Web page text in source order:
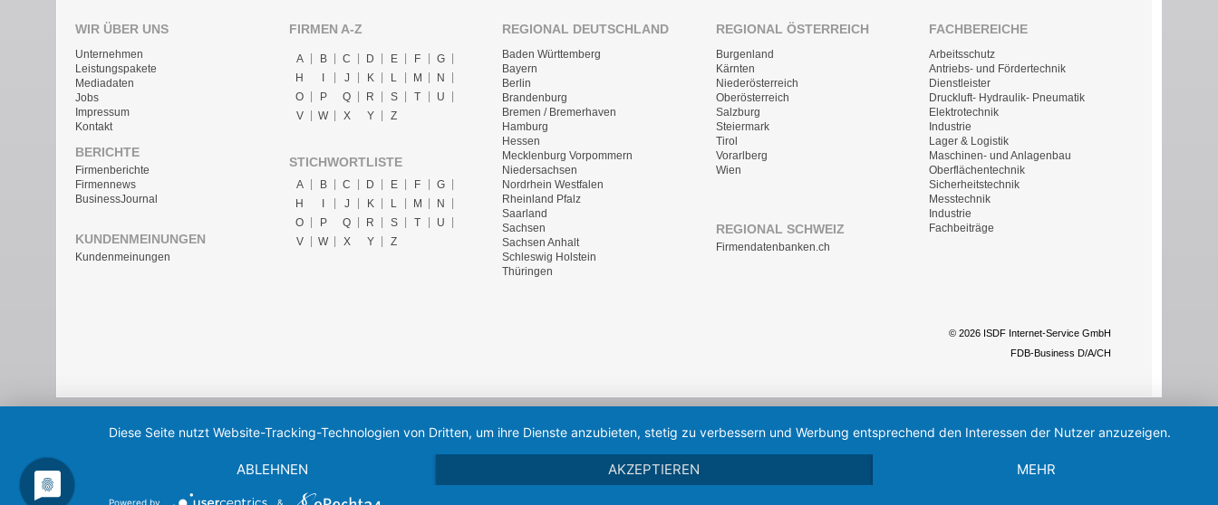
WIR ÜBER UNS
Unternehmen
Leistungspakete
Mediadaten
Jobs
Impressum
Kontakt
BERICHTE
Firmenberichte
Firmennews
BusinessJournal
KUNDENMEINUNGEN
Kundenmeinungen
FIRMEN A-Z
A B C D E F
G
H
J K L M
N
O
P Q R S T
U
V
W X Y Z
STICHWORTLISTE
A B C D E F
G
H
I J K L M
N
O
P Q R S T
U
V
W X Y Z
REGIONAL DEUTSCHLAND
Baden Württemberg
Bayern
Berlin
Brandenburg
Bremen / Bremerhaven
Hamburg
Hessen
Mecklenburg Vorpommern
Niedersachsen
Nordrhein Westfalen
Rheinland Pfalz
Saarland
Sachsen
Sachsen Anhalt
Schleswig Holstein
Thüringen
REGIONAL ÖSTERREICH
Burgenland
Kärnten
Niederösterreich
Oberösterreich
Salzburg
Steiermark
Tirol
Vorarlberg
Wien
REGIONAL SCHWEIZ
Firmendatenbanken.ch
FACHBEREICHE
Arbeitsschutz
Antriebs- und Fördertechnik
Dienstleister
Druckluft- Hydraulik- Pneumatik
Elektrotechnik
Industrie
Lager & Logistik
Maschinen- und Anlagenbau
Oberflächentechnik
Sicherheitstechnik
Messtechnik
Industrie
Fachbeiträge
© 2026 ISDF Internet-Service GmbH
FDB-Business D/A/CH
Diese Seite nutzt Website-Tracking-Technologien von Dritten, um ihre Dienste anzubieten, stetig zu verbessern und Werbung entsprechend den Interessen der Nutzer anzuzeigen.
ABLEHNEN AKZEPTIEREN MEHR
Powered by &